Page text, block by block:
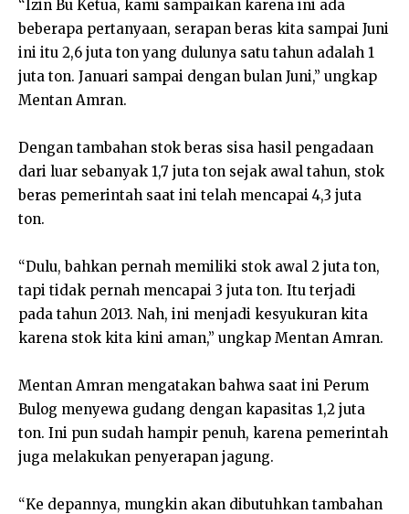
“Izin Bu Ketua, kami sampaikan karena ini ada
beberapa pertanyaan, serapan beras kita sampai Juni
ini itu 2,6 juta ton yang dulunya satu tahun adalah 1
juta ton. Januari sampai dengan bulan Juni,” ungkap
Mentan Amran.
Dengan tambahan stok beras sisa hasil pengadaan
dari luar sebanyak 1,7 juta ton sejak awal tahun, stok
beras pemerintah saat ini telah mencapai 4,3 juta
ton.
“Dulu, bahkan pernah memiliki stok awal 2 juta ton,
tapi tidak pernah mencapai 3 juta ton. Itu terjadi
pada tahun 2013. Nah, ini menjadi kesyukuran kita
karena stok kita kini aman,” ungkap Mentan Amran.
Mentan Amran mengatakan bahwa saat ini Perum
Bulog menyewa gudang dengan kapasitas 1,2 juta
ton. Ini pun sudah hampir penuh, karena pemerintah
juga melakukan penyerapan jagung.
“Ke depannya, mungkin akan dibutuhkan tambahan